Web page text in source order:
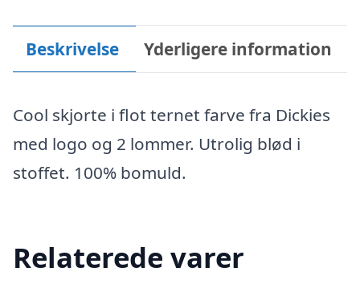
Beskrivelse Yderligere information
Cool skjorte i flot ternet farve fra Dickies
med logo og 2 lommer. Utrolig blød i
stoffet. 100% bomuld.
Relaterede varer